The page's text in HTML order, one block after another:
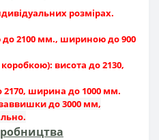
розмірах.
до 2100 мм., шириною до 900
висота до 2130,
2170, ширина до 1000 мм.
до 3000 мм,